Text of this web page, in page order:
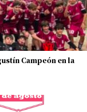
Campeón en la